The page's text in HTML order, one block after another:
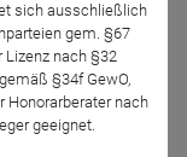
Sprache
besten mit dem
(bei Apple-
sich ausschließlich
gem. §67
Lizenz nach §32
§34f GewO,
Honorarberater nach
geeignet.